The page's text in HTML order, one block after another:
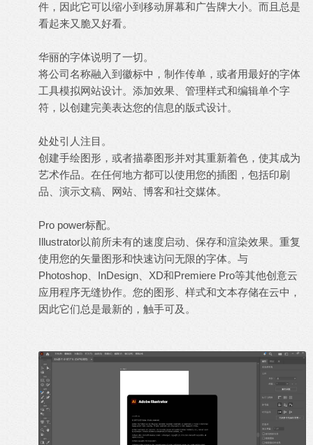
件，因此它可以缩小到移动屏幕和广告牌大小。而且总是
看起来又脆又好看。
华丽的字体说明了一切。
将公司名称融入到徽标中，制作传单，或者用最好的字体
工具模拟网站设计。添加效果、管理样式和编辑单个字
符，以创建完美表达您的信息的版式设计。
处处引人注目。
创建手绘图形，或者描摹图形并对其重新着色，使其成为
艺术作品。在任何地方都可以使用您的插图，包括印刷
品、演示文稿、网站、博客和社交媒体。
Pro power标配。
Illustrator以前所未有的速度启动、保存和渲染效果。重复
使用您的矢量图形和快速访问无限的字体。与
Photoshop、InDesign、XD和Premiere Pro等其他创意云
应用程序无缝协作。您的图形、样式和文本存储在云中，
因此它们总是最新的，触手可及。